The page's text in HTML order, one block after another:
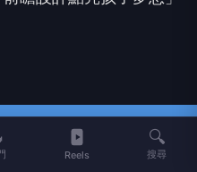
育的台中市民。當建築
承載夢想，台中城市的
Reels
🔍
搜尋